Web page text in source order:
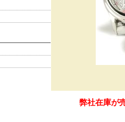
弊社在庫が